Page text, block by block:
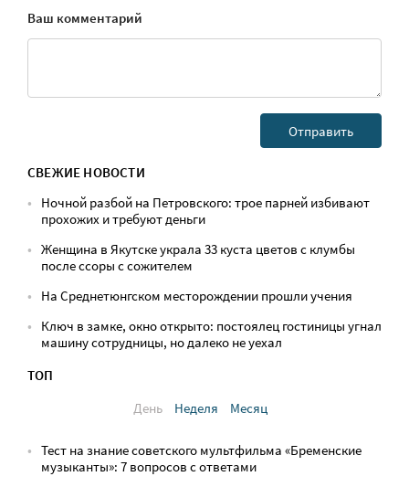
Ваш комментарий
СВЕЖИЕ НОВОСТИ
Ночной разбой на Петровского: трое парней избивают
прохожих и требуют деньги
Женщина в Якутске украла 33 куста цветов с клумбы
после ссоры с сожителем
На Среднетюнгском месторождении прошли учения
Ключ в замке, окно открыто: постоялец гостиницы угнал
машину сотрудницы, но далеко не уехал
ТОП
День
Неделя Месяц
Тест на знание советского мультфильма «Бременские
музыканты»: 7 вопросов с ответами